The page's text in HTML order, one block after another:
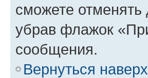
сможете
убрав флажок
сообщения.
Вернуться наверх